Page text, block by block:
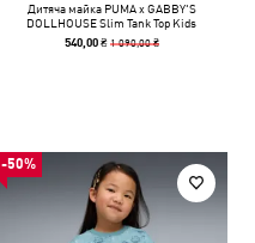
Дитяча майка PUMA x GABBY'S
DOLLHOUSE Slim Tank Top Kids
540,00 ₴ 1 090,00 ₴
-50%